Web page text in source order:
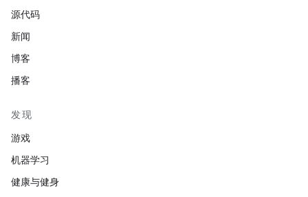
源代码
新闻
博客
播客
发现
游戏
机器学习
健康与健身